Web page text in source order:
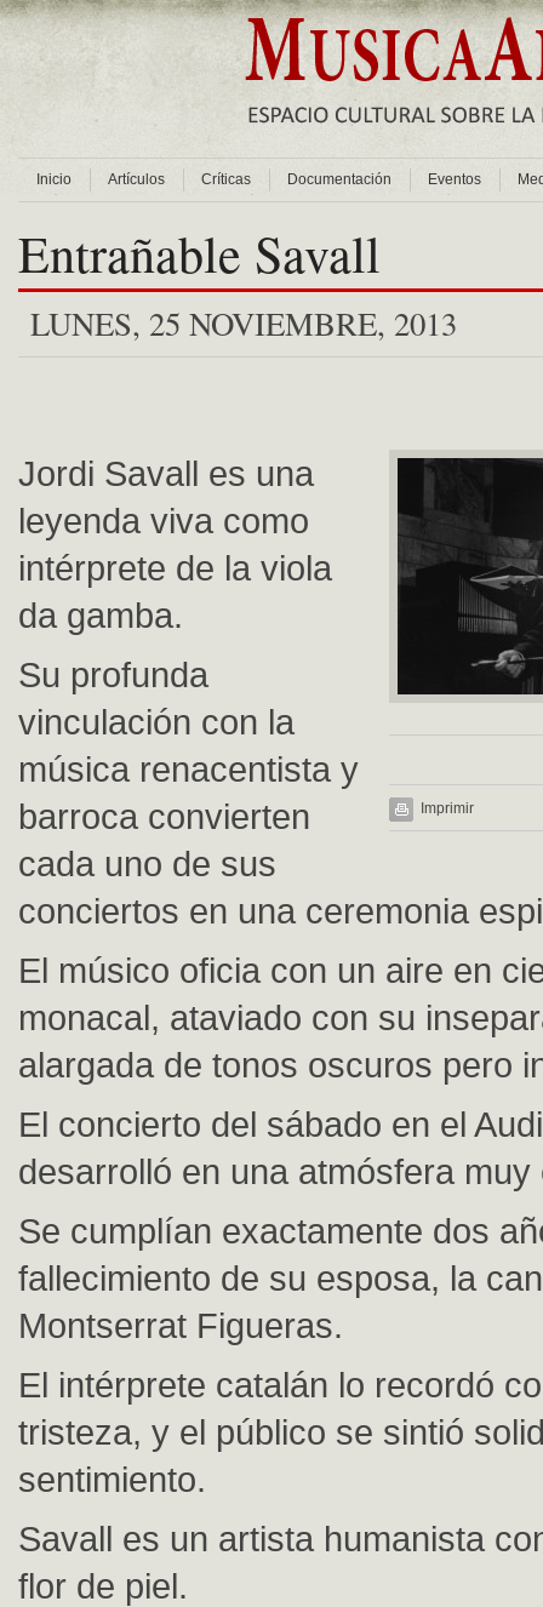
Inicio Artículos Críticas Documentación Eventos
Entrañable Savall
LUNES, 25 NOVIEMBRE, 2013
Imprimir
Jordi Savall es una
leyenda viva como
intérprete de la viola
da gamba.
Su profunda
vinculación con la
música renacentista y
barroca convierten
cada uno de sus
conciertos en una ceremonia
El músico oficia con un aire en
monacal, ataviado con su
alargada de tonos oscuros pero
El concierto del sábado en el
desarrolló en una atmósfera muy
Se cumplían exactamente dos
fallecimiento de su esposa, la
Montserrat Figueras.
El intérprete catalán lo recordó
tristeza, y el público se sintió
sentimiento.
Savall es un artista humanista
flor de piel.